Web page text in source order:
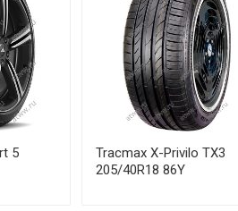
Z-Fit EQ LK03 255/40R19 100Y
Z-Fit EQ LK03 275/30R19 96Y
Z-Fit EQ LK03 275/35R19 100Y
Z-Fit EQ LK03 275/35R20 102Y
5
Tracmax X-Privilo TX3
205/40R18 86Y